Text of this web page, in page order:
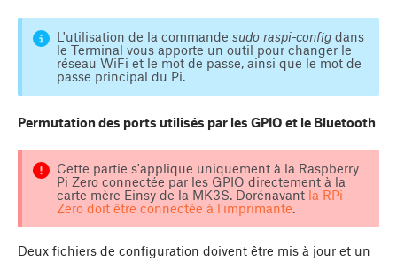
L'utilisation de la commande sudo raspi-configdans
le Terminal vous apporte un outil pour changer le
réseau WiFi et le mot de passe, ainsi que le mot de
passe principal du Pi.
Permutation des ports utilisés par les GPIO et le Bluetooth
Cette partie s'applique uniquement à la Raspberry
Pi Zero connectée par les GPIO directement à la
carte mère Einsy de la MK3S. Dorénavant la RPi
Zero doit être connectée à l'imprimante.
Deux fichiers de configuration doivent être mis à jour et un